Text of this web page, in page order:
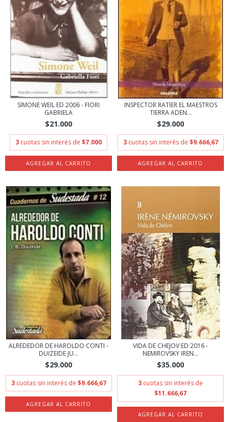
SIMONE WEIL ED 2006 - FIORI
GABRIELA
$21.000
3 cuotas sin interés de $7.000
INSPECTOR RATIER EL MAESTROS
TIERRA ADEN...
$29.000
3 cuotas sin interés de $9.666,67
ALREDEDOR DE HAROLDO CONTI -
DUIZEIDE JU...
$29.000
3 cuotas sin interés de $9.666,67
VIDA DE CHEJOV ED 2016 -
NEMIROVSKY IREN...
$35.000
3 cuotas sin interés de
$11.666,67